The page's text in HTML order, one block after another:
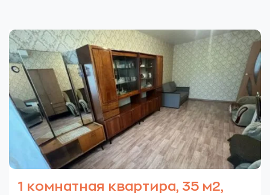
1 комнатная квартира, 35 м2,